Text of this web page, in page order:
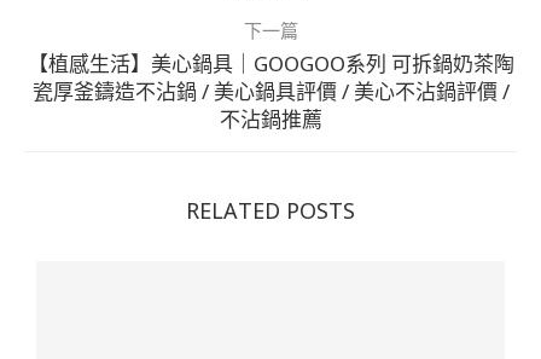
下一篇
【植感生活】美心鍋具｜GOOGOO系列 可拆鍋奶茶陶
瓷厚釜鑄造不沾鍋 / 美心鍋具評價 / 美心不沾鍋評價 /
不沾鍋推薦
RELATED POSTS